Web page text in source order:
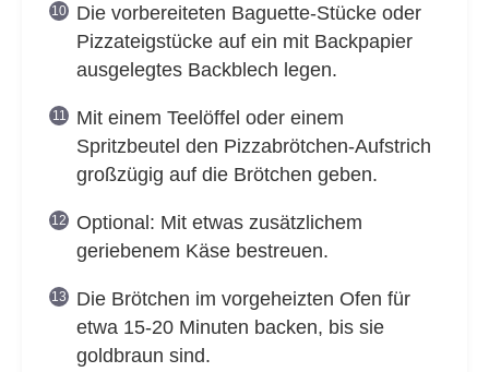
Die vorbereiteten Baguette-Stücke oder
Pizzateigstücke auf ein mit Backpapier
ausgelegtes Backblech legen.
Mit einem Teelöffel oder einem
Spritzbeutel den Pizzabrötchen-Aufstrich
großzügig auf die Brötchen geben.
Optional: Mit etwas zusätzlichem
geriebenem Käse bestreuen.
Die Brötchen im vorgeheizten Ofen für
etwa 15-20 Minuten backen, bis sie
goldbraun sind.